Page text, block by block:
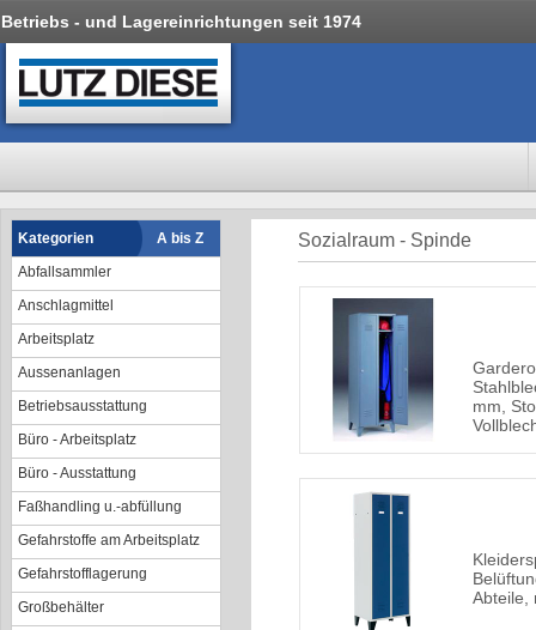
Betriebs - und Lagereinrichtungen seit 1974
Kategorien
A bis Z
Abfallsammler
Anschlagmittel
Arbeitsplatz
Aussenanlagen
Betriebsausstattung
Büro - Arbeitsplatz
Büro - Ausstattung
Faßhandling u.-abfüllung
Gefahrstoffe am Arbeitsplatz
Gefahrstofflagerung
Großbehälter
Sozialraum - Spinde
mm,
Abteile,